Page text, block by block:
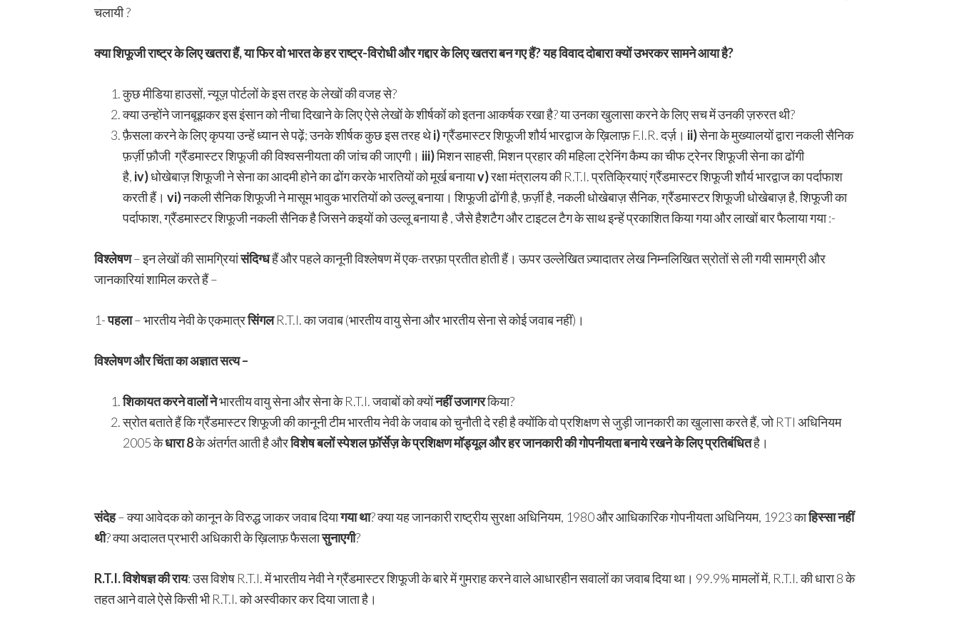
चलायी ?
क्या शिफूजी राष्ट्र के लिए खतरा हैं,या फिर वो भारत के हर राष्ट्र-विरोधी और गद्दार के लिए खतरा बन गए हैं?यह विवाद दोबारा क्यों उभरकर सामने आया है?
कुछ मीडिया हाउसों, न्यूज़ पोर्टलों के इस तरह के लेखों की वजह से?
क्या उन्होंने जानबूझकर इस इंसान को नीचा दिखाने के लिए ऐसे लेखों के शीर्षकों को इतना आकर्षक रखा है? या उनका खुलासा करने के लिए सच में उनकी ज़रुरत थी?
फ़ैसला करने के लिए कृपया उन्हें ध्यान से पढ़ें; उनके शीर्षक कुछ इस तरह थेi)ग्रैंडमास्टर शिफूजी शौर्य भारद्वाज के ख़िलाफ़ F.I.R. दर्ज़। ii)सेना के मुख्यालयों द्वारा नकली सैनिक
फ़र्ज़ी फ़ौजी ग्रैंडमास्टर शिफूजी की विश्वसनीयता की जांच की जाएगी। iii)मिशन साहसी, मिशन प्रहार की महिला ट्रेनिंग कैम्प का चीफ ट्रेनर शिफूजी सेना का ढोंगी
है, iv)धोखेबाज़ शिफूजी ने सेना का आदमी होने का ढोंग करके भारतियों को मूर्ख बनायाv)रक्षा मंत्रालय की R.T.I. प्रतिक्रियाएं ग्रैंडमास्टर शिफूजी शौर्य भारद्वाज का पर्दाफाश
करती हैं। vi)नकली सैनिक शिफूजी ने मासूम भावुक भारतियों को उल्लू बनाया। शिफूजी ढोंगी है, फ़र्ज़ी है, नकली धोखेबाज़ सैनिक, ग्रैंडमास्टर शिफूजी धोखेबाज़ है, शिफूजी का
पर्दाफाश, ग्रैंडमास्टर शिफूजी नकली सैनिक है जिसने कइयों को उल्लू बनाया है , जैसे हैशटैग और टाइटल टैग के साथ इन्हें प्रकाशित किया गया और लाखों बार फैलाया गया :-
विश्लेषण– इन लेखों की सामग्रियांसंदिग्धहैं और पहले कानूनी विश्लेषण में एक-तरफ़ा प्रतीत होती हैं। ऊपर उल्लेखित ज़्यादातर लेख निम्नलिखित स्रोतों से ली गयी सामग्री और
जानकारियां शामिल करते हैं –
1-पहला– भारतीय नेवी के एकमात्रसिंगलR.T.I. का जवाब (भारतीय वायु सेना और भारतीय सेना से कोई जवाब नहीं)।
विश्लेषण और चिंता का अज्ञात सत्य –
शिकायत करने वालों नेभारतीय वायु सेना और सेना के R.T.I. जवाबों को क्योंनहीं उजागरकिया?
स्रोत बताते हैं कि ग्रैंडमास्टर शिफूजी की कानूनी टीम भारतीय नेवी के जवाब को चुनौती दे रही है क्योंकि वो प्रशिक्षण से जुड़ी जानकारी का खुलासा करते हैं, जो RTI अधिनियम
2005 केधारा8के अंतर्गत आती है औरविशेष बलों स्पेशल फ़ॉर्सेज़ के प्रशिक्षण मॉड्यूल और हर जानकारी की गोपनीयता बनाये रखने के लिएप्रतिबंधितहै।
संदेह– क्या आवेदक को कानून के विरुद्ध जाकर जवाब दियागया था? क्या यह जानकारी राष्ट्रीय सुरक्षा अधिनियम, 1980 और आधिकारिक गोपनीयता अधिनियम, 1923 काहिस्सा नहीं
थी? क्या अदालत प्रभारी अधिकारी के ख़िलाफ़ फैसलासुनाएगी?
R.T.I.विशेषज्ञ की राय: उस विशेष R.T.I. में भारतीय नेवी ने ग्रैंडमास्टर शिफूजी के बारे में गुमराह करने वाले आधारहीन सवालों का जवाब दिया था। 99.9% मामलों में, R.T.I. की धारा 8 के
तहत आने वाले ऐसे किसी भी R.T.I. को अस्वीकार कर दिया जाता है।